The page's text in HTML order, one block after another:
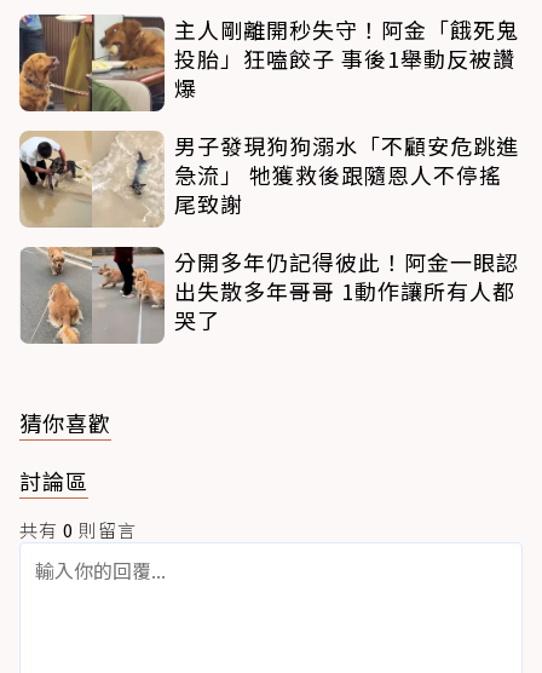
主人剛離開秒失守！阿金「餓死鬼
投胎」狂嗑餃子 事後1舉動反被讚
爆
男子發現狗狗溺水「不顧安危跳進
急流」 牠獲救後跟隨恩人不停搖
尾致謝
分開多年仍記得彼此！阿金一眼認
出失散多年哥哥 1動作讓所有人都
哭了
猜你喜歡
討論區
共有 0 則留言